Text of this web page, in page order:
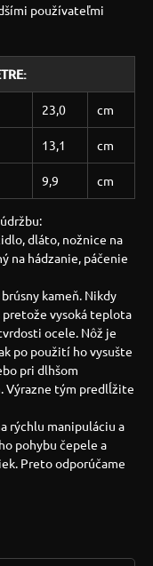
používateľmi
23,0 cm
13,1 cm
9,9 cm
dláto, nožnice na
na hádzanie, páčenie
kameň. Nikdy
vysoká teplota
ocele. Nôž je
po použití ho vysušte
pri dlhšom
Výrazne tým predlĺžite
rýchlu manipuláciu a
pohybu čepele a
Preto odporúčame